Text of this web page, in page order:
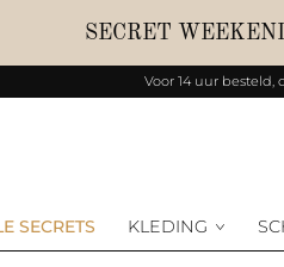
SECRET
Voor 14 uur
SECRETS KLEDING